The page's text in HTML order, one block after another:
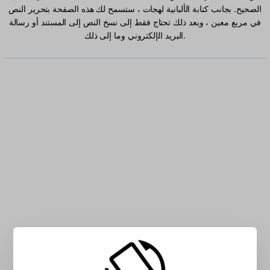
الصحيح. بجانب كتابة الألبانية لهجات ، ستسمح لك هذه الصفحة بتحرير النص
في مربع معين ، وبعد ذلك تحتاج فقط إلى نسخ النص إلى المستند أو رسالة
البريد الإلكتروني وما إلى ذلك.